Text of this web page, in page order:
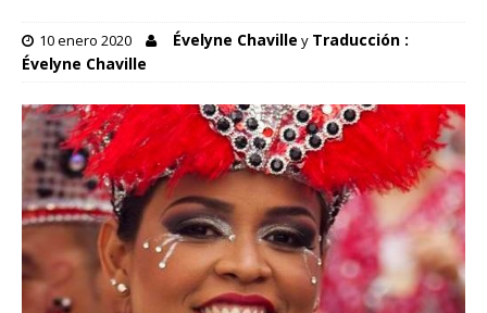
10 enero 2020 Évelyne Chaville y Traducción :
Évelyne Chaville